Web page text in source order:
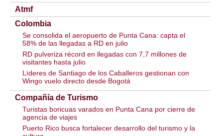
Atmf
Colombia
Se consolida el aeropuerto de Punta Cana: capta el
58% de las llegadas a RD en julio
RD pulveriza récord en llegadas con 7,7 millones de
visitantes hasta julio
Líderes de Santiago de los Caballeros gestionan con
Wingo vuelo directo desde Bogotá
Compañía de Turismo
Turistas boricuas varados en Punta Cana por cierre de
agencia de viajes
Puerto Rico busca fortalecer desarrollo del turismo y la